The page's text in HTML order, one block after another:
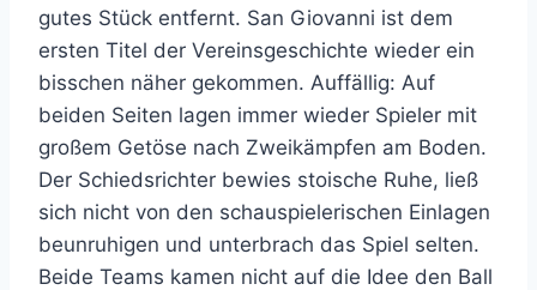
gutes Stück entfernt. San Giovanni ist dem
ersten Titel der Vereinsgeschichte wieder ein
bisschen näher gekommen. Auffällig: Auf
beiden Seiten lagen immer wieder Spieler mit
großem Getöse nach Zweikämpfen am Boden.
Der Schiedsrichter bewies stoische Ruhe, ließ
sich nicht von den schauspielerischen Einlagen
beunruhigen und unterbrach das Spiel selten.
Beide Teams kamen nicht auf die Idee den Ball